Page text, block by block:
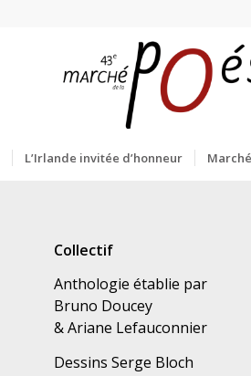
L’Irlande invitée d’honneur
Collectif
Anthologie établie par
Bruno Doucey
& Ariane Lefauconnier
Dessins Serge Bloch